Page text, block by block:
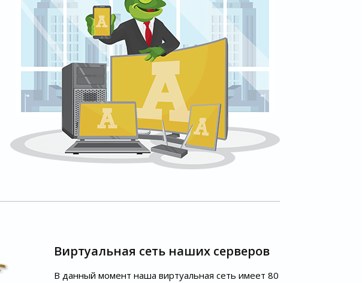
Виртуальная сеть наших серверов
В данный момент наша виртуальная сеть имеет 80